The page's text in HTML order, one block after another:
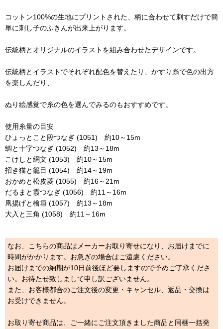
コットン100%の生地にプリントされた、柄に合わせて刺すだけで簡
単に刺し子のふきんが出来上がります。
伝統柄とオリジナルのイラストを組み合わせたデザインです。
伝統柄とイラストでそれぞれ配色を替えたり、かすり糸で色の出方
を楽しんだり、
ぬり絵感覚で糸の色を選んでみるのもおすすめです。
使用糸量の目安
ひょっとこと段つなぎ (1051) 約10～15m
鯛と十字つなぎ (1052) 約13～18m
こけしと網文 (1053) 約10～15m
招き猫と籠目 (1054) 約14～19m
おかめと松皮菱 (1055) 約16～21m
だるまと霞つなぎ (1056) 約11～16m
凧揚げと檜垣 (1057) 約13～18m
大入と三角 (1058) 約11～16m
なお、こちらの商品はメーカーお取り寄せになり、お届けまでに
時間がかかります。お急ぎの場合はご遠慮ください。
お届けまでの納期が10日前後ほど要しますので予めご了承くださ
い。お待たせ致しまして申し訳ございません。
また、お客様都合のご注文後の変更・キャンセル、返品・交換は
お受けできません。
お取り寄せ商品は、ご一緒にご注文頂きました商品と同梱一括発